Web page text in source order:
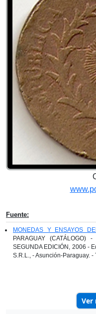
Fuente:
MONEDAS Y ENSAYOS
PARAGUAY
SEGUNDA EDICIÓN, 2006 -
S.R.L., - Asunción-Paraguay.
Ver